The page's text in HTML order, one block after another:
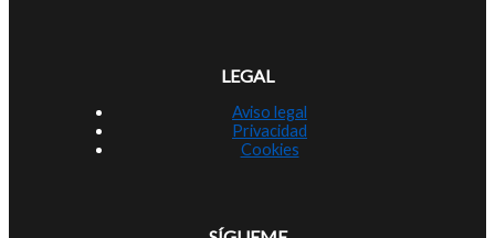
LEGAL
Aviso legal
Privacidad
Cookies